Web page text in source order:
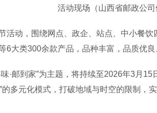
活动现场（山西省邮政公司
动，围绕网点、政企、站点、中小餐饮
6大类300余款产品，品种丰富，品质优良
邮到家”为主题，将持续至2026年3月15
的多元化模式，打破地域与时空的限制，